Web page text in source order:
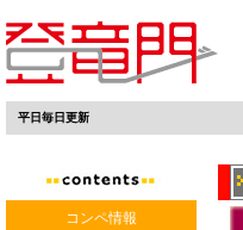
平日毎日更新
コンペ情報